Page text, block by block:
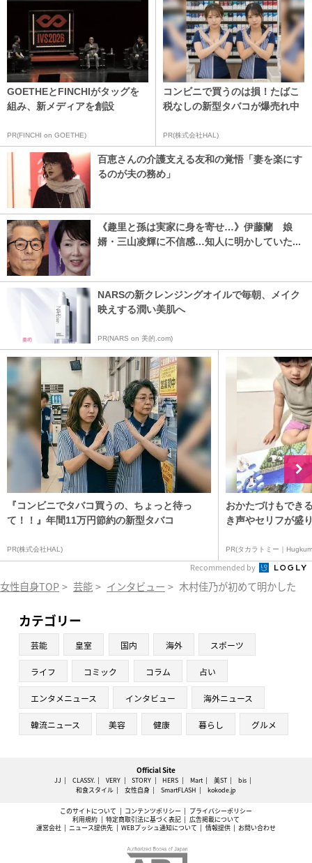
GOETHEとFINCHIがタッグを
組み、新メディアを創設
PR(FINCHI on GOETHE)
コンビニで買うのは損！たばこ
税なしの新型タバコが爆売れ中
PR(株式会社HAL)
百恵さんの介護支える友和の覚悟「妻を楽にす
るのが夫の務め」
《趣里と孫は実家に身を寄せ…》伊藤蘭 娘
婿・三山凌輝に不信感…知人に明かしていた...
NARSの新クレンジングオイルで毎朝、メイク
映えする潤い美肌へ
PR(NARS on 美的.com)
『コンビニでタバコ買うの、ちょっと待っ
て！！』年間11万円節約の新型タバコ
PR(株式会社HAL)
おかたづけもでき
き声やセリフが盛
PR(タカラトミー｜
Recommended by
女性自身TOP > 芸能 > インタビュー > 木村佳乃が初めて明かした夫
カテゴリー
芸能 皇室 国内 海外 スポーツ
ライフ コミック コラム 占い
エンタメニュース インタビュー 海外ニュース
韓流ニュース 美容 健康 暮らし グルメ
Official Site
JJ CLASSY. VERY STORY HERS Mart 美ST
bis
和食スタイル
女性自身 SmartFLASH kokode.jp
このサイトについて コンテンツポリシー
プライバシーポリシー
利用規約
特定商取引法に基づく表記
広告掲載について
運営会社
ニュース提供先 WEBプッシュ通知について 情報提供 お問い合わせ